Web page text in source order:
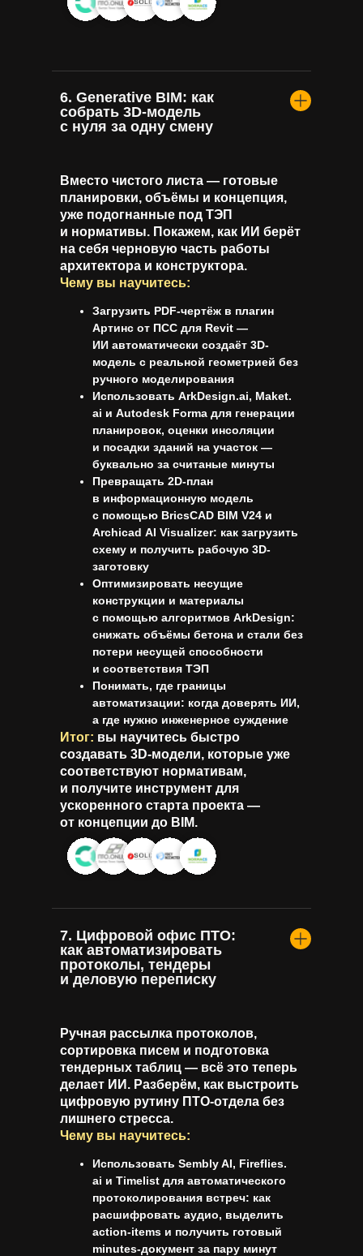
6. Generative BIM: как
собрать 3D-модель
с нуля за одну смену
Вместо чистого листа — готовые
планировки, объёмы и концепция,
уже подогнанные под ТЭП
и нормативы. Покажем, как ИИ берёт
на себя черновую часть работы
архитектора и конструктора.
Чему вы научитесь:
Загрузить PDF-чертёж в плагин
Артинс от ПСС для Revit —
ИИ автоматически создаёт 3D-
модель с реальной геометрией без
ручного моделирования
Использовать ArkDesign.ai, Maket.
ai и Autodesk Forma для генерации
планировок, оценки инсоляции
и посадки зданий на участок —
буквально за считаные минуты
Превращать 2D-план
в информационную модель
с помощью BricsCAD BIM V24 и
Archicad AI Visualizer: как загрузить
схему и получить рабочую 3D-
заготовку
Оптимизировать несущие
конструкции и материалы
с помощью алгоритмов ArkDesign:
снижать объёмы бетона и стали без
потери несущей способности
и соответствия ТЭП
Понимать, где границы
автоматизации: когда доверять ИИ,
а где нужно инженерное суждение
Итог: вы научитесь быстро
создавать 3D-модели, которые уже
соответствуют нормативам,
и получите инструмент для
ускоренного старта проекта —
от концепции до BIM.
7. Цифровой офис ПТО:
как автоматизировать
протоколы, тендеры
и деловую переписку
Ручная рассылка протоколов,
сортировка писем и подготовка
тендерных таблиц — всё это теперь
делает ИИ. Разберём, как выстроить
цифровую рутину ПТО-отдела без
лишнего стресса.
Чему вы научитесь:
Использовать Sembly AI, Fireflies.
ai и Timelist для автоматического
протоколирования встреч: как
расшифровать аудио, выделить
action-items и получить готовый
minutes-документ за пару минут